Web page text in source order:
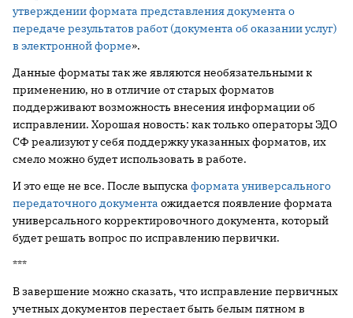
утверждении формата представления документа о
передаче результатов работ (документа об оказании услуг)
в электронной форме».
Данные форматы так же являются необязательными к
применению, но в отличие от старых форматов
поддерживают возможность внесения информации об
исправлении. Хорошая новость: как только операторы ЭДО
СФ реализуют у себя поддержку указанных форматов, их
смело можно будет использовать в работе.
И это еще не все. После выпуска формата универсального
передаточного документа ожидается появление формата
универсального корректировочного документа, который
будет решать вопрос по исправлению первички.
***
В завершение можно сказать, что исправление первичных
учетных документов перестает быть белым пятном в